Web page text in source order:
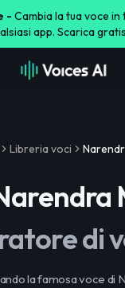
- Cambia la tua voce in
app. Scarica
Libreria voci
di
la famosa voce di